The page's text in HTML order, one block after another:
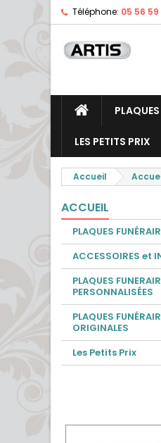
Téléphone: 05 56 59
LES PETITS PRIX
Accueil
ACCUEIL
PLAQUES
ACCESSOIRES et
PLAQUES
PERSONNALISÉES
PLAQUES
ORIGINALES
Les Petits Prix